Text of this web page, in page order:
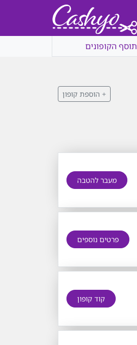
תוסף הקופונים
+ הוספת קופון
מעבר להטבה
פרטים נוספים
קוד קופון